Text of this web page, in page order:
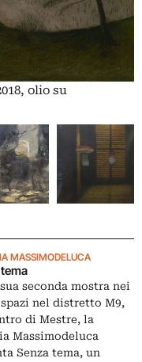
olio su
MASSIMODELUCA
seconda mostra nei
nel distretto M9,
di Mestre, la
Massimodeluca
Senza tema, un